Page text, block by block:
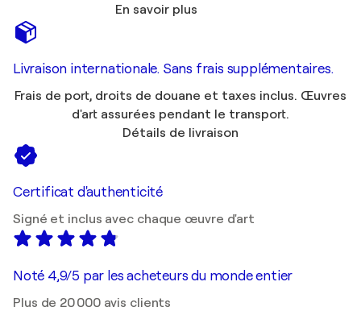
En savoir plus
Livraison internationale. Sans frais supplémentaires.
Frais de port, droits de douane et taxes inclus. Œuvres
d'art assurées pendant le transport.
Détails de livraison
Certificat d'authenticité
Signé et inclus avec chaque œuvre d'art
Noté 4,9/5 par les acheteurs du monde entier
Plus de 20 000 avis clients